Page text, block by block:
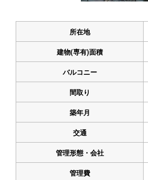
所在地
建物(専有)面積
バルコニー
間取り
築年月
交通
管理形態・ 会社
管理費